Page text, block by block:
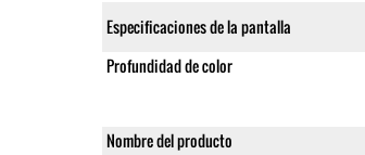
Especificaciones de la pantalla
Profundidad de color
Nombre del producto